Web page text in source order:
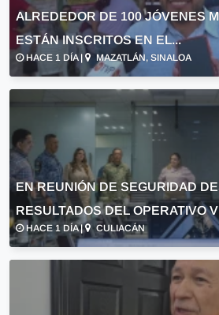
ALREDEDOR DE 100 JÓVENES
ESTÁN INSCRITOS EN EL...
HACE 1 DÍA | MAZATLÁN, SINALOA
EN REUNIÓN DE SEGURIDAD
RESULTADOS DEL OPERATIVO
HACE 1 DÍA | CULIACÁN